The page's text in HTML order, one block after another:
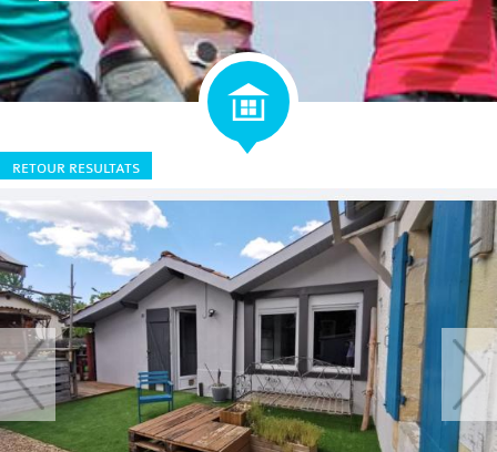
RETOUR RESULTATS